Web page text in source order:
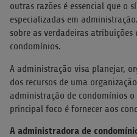
outras razões é essencial que o
especializadas em
sobre as verdadeiras
condomínios.
A administração visa planejar,
dos recursos de uma
administração de condomínios o
principal foco é fornecer aos
A administradora de